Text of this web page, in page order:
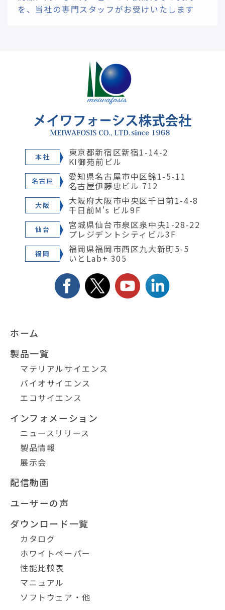
を、 当社の専門スタッフがお受けいたします
本社 東京都新宿区新宿1-14-2
KI御苑前ビル
名古屋 愛知県名古屋市中区錦1-5-11
名古屋伊藤忠ビル 712
大阪 大阪府大阪市中央区千日前1-4-8
千日前M's ビル9F
仙台 宮城県仙台市泉区泉中央1-28-22
プレジデントシティビル3F
福岡 福岡県福岡市西区九大新町5-5
いとLab+ 305
ホーム
製品一覧
マテリアルサイエンス
バイオサイエンス
エコサイエンス
インフォメーション
ニュースリリース
製品情報
展示会
配信動画
ユーザーの声
ダウンロード一覧
カタログ
ホワイトペーパー
性能比較表
マニュアル
ソフトウェア・他